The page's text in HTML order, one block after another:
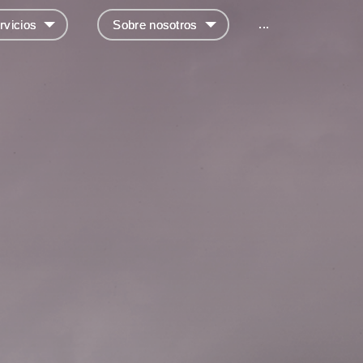
Sobre nosotros ...